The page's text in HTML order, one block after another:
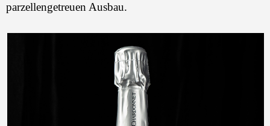
parzellengetreuen Ausbau.